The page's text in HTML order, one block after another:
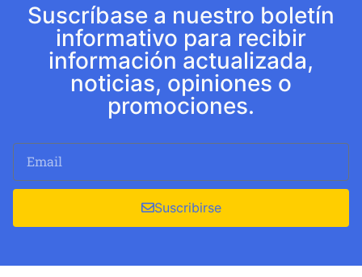
Suscríbase a nuestro boletín
informativo para recibir
información actualizada,
noticias, opiniones o
promociones.
Suscribirse